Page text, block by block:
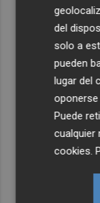
del
solo a
pueden
lugar del
Puede
cookies .